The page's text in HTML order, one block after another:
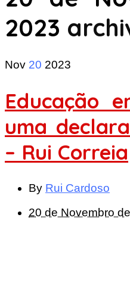
2023
Nov 20 2023
Educação
uma
– Rui Correia
By Rui Cardoso
20 de Novembro